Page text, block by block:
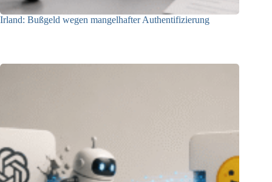
Irland: Bußgeld wegen mangelhafter Authentifizierung